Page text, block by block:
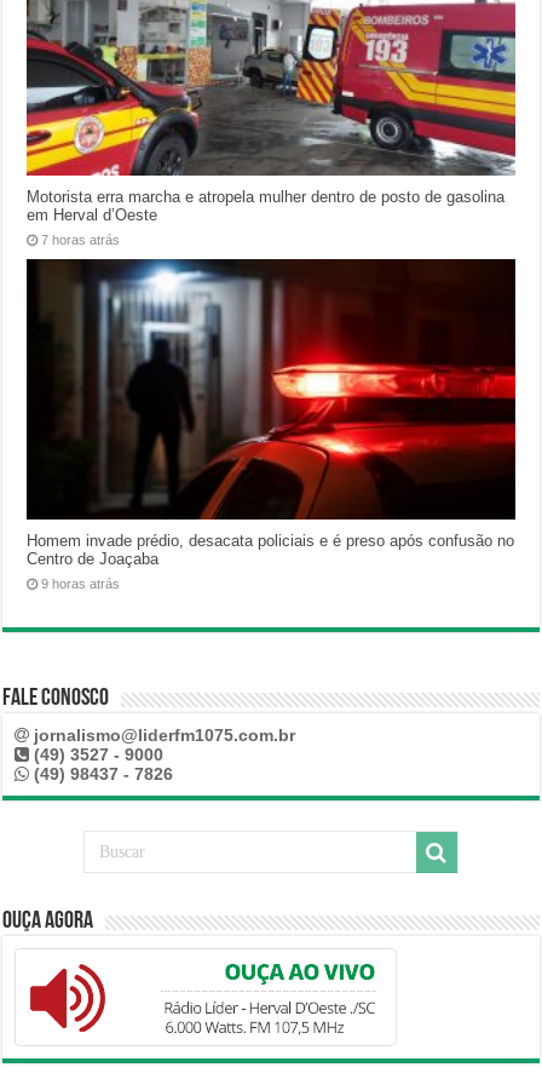
Motorista erra marcha e atropela mulher dentro de posto de gasolina
em Herval d’Oeste
7 horas atrás
Homem invade prédio, desacata policiais e é preso após confusão no
Centro de Joaçaba
9 horas atrás
Fale Conosco
jornalismo@liderfm1075.com.br
(49) 3527 - 9000
(49) 98437 - 7826
Ouça Agora